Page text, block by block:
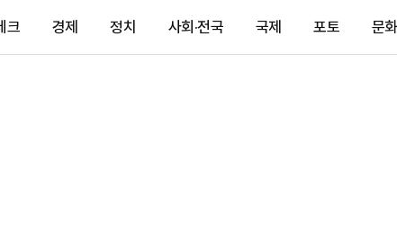
크 경제 정치 사회·전국 국제 포토 문